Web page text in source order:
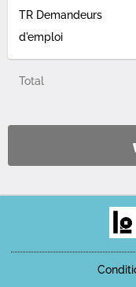
TR Demandeurs
d'emploi
Total